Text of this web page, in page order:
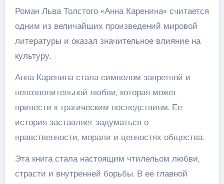
Роман Льва Толстого «Анна Каренина» считается
одним из величайших произведений мировой
литературы и оказал значительное влияние на
культуру.
Анна Каренина стала символом запретной и
непозволительной любви, которая может
привести к трагическим последствиям. Ее
история заставляет задуматься о
нравственности, морали и ценностях общества.
Эта книга стала настоящим чтилельом любви,
страсти и внутренней борьбы. В ее главной